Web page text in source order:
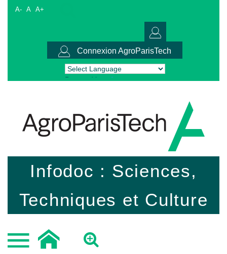
A- A A+
Connexion AgroParisTech
Powered by Translate
Infodoc : Sciences,
Techniques et Culture